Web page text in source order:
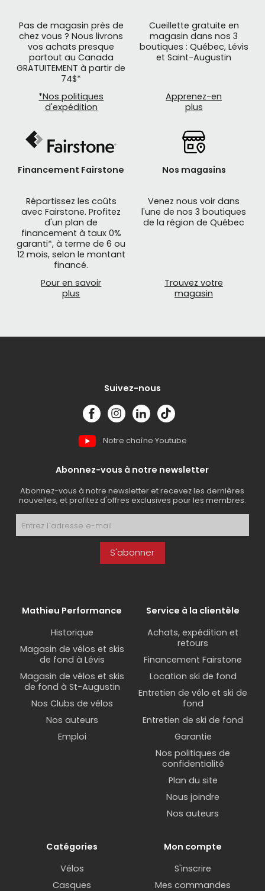
Pas de magasin près de
chez vous ? Nous livrons
vos achats presque
partout au Canada
GRATUITEMENT à partir de
74$*
*Nos politiques
d'expédition
Cueillette gratuite en
magasin dans nos 3
boutiques : Québec, Lévis
et Saint-Augustin
Apprenez-en
plus
Financement Fairstone
Répartissez les coûts
avec Fairstone. Profitez
d'un plan de
financement à taux 0%
garanti*, à terme de 6 ou
12 mois, selon le montant
financé.
Pour en savoir
plus
Nos magasins
Venez nous voir dans
l'une de nos 3 boutiques
de la région de Québec
Trouvez votre
magasin
Suivez-nous
Notre chaîne Youtube
Abonnez-vous à notre newsletter
Abonnez-vous à notre newsletter et recevez les dernières
nouvelles, et profitez d'offres exclusives pour les membres.
S'abonner
Mathieu Performance
Historique
Magasin de vélos et skis
de fond à Lévis
Magasin de vélos et skis
de fond à St-Augustin
Nos Clubs de vélos
Nos auteurs
Emploi
Service à la clientèle
Achats, expédition et
retours
Financement Fairstone
Location ski de fond
Entretien de vélo et ski de
fond
Entretien de ski de fond
Garantie
Nos politiques de
confidentialité
Plan du site
Nous joindre
Nos auteurs
Catégories
Vélos
Casques
Mon compte
S'inscrire
Mes commandes